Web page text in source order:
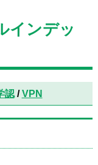
インデッ
認/VPN